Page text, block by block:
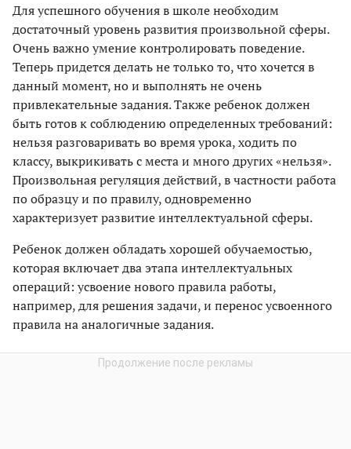
Для успешного обучения в школе необходим
достаточный уровень развития произвольной сферы.
Очень важно умение контролировать поведение.
Теперь придется делать не только то, что хочется в
данный момент, но и выполнять не очень
привлекательные задания. Также ребенок должен
быть готов к соблюдению определенных требований:
нельзя разговаривать во время урока, ходить по
классу, выкрикивать с места и много других «нельзя».
Произвольная регуляция действий, в частности работа
по образцу и по правилу, одновременно
характеризует развитие интеллектуальной сферы.
Ребенок должен обладать хорошей обучаемостью,
которая включает два этапа интеллектуальных
операций: усвоение нового правила работы,
например, для решения задачи, и перенос усвоенного
правила на аналогичные задания.